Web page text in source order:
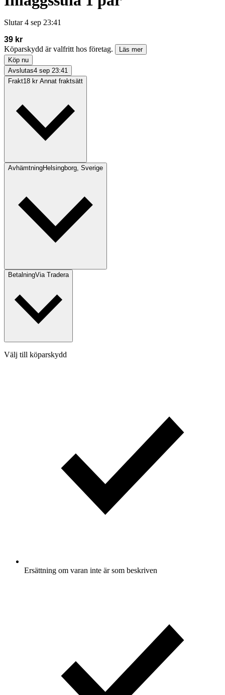
Slutar 4 sep 23:41
39 kr
Köparskydd är valfritt hos företag.
Läs mer
Köp nu
Avslutas4 sep 23:41
Frakt18 kr Annat fraktsätt
AvhämtningHelsingborg, Sverige
BetalningVia Tradera
Välj till köparskydd
Ersättning om varan inte är som beskriven